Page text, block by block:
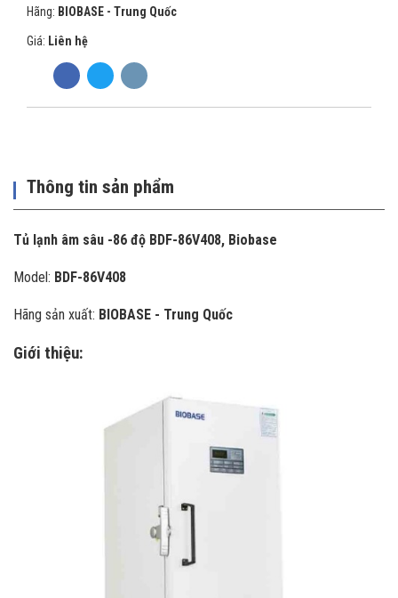
Hãng: BIOBASE - Trung Quốc
Giá: Liên hệ
Thông tin sản phẩm
Tủ lạnh âm sâu -86 độ BDF-86V408, Biobase
Model: BDF-86V408
Hãng sản xuất: BIOBASE - Trung Quốc
Giới thiệu: